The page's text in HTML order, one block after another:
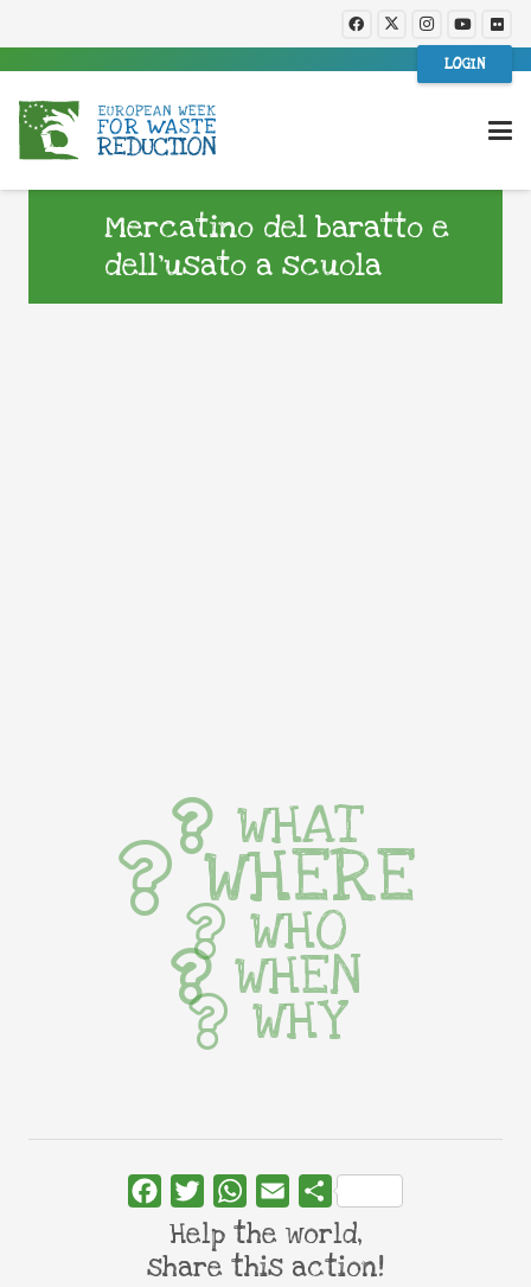
LOGIN
Mercatino del baratto e
dell’usato a scuola
WHAT
WHERE
WHO
WHEN
WHY
FacebookTwitterWhatsApp
Email Share
Help the world,
share this action!